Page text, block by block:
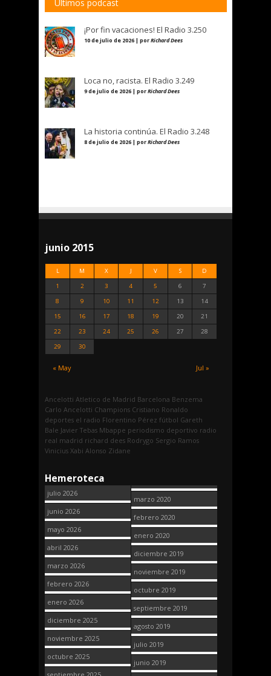
Últimos podcast
¡Por fin vacaciones! El Radio 3.250
10 de julio de 2026 | porRichard Dees
Loca no, racista. El Radio 3.249
9 de julio de 2026 | porRichard Dees
La historia continúa. El Radio 3.248
8 de julio de 2026 | porRichard Dees
junio 2015
L M X J V S D
« May Jul »
1 2 3 4 5 6
7
8
9 10 11 12 13
14
15
16 17 18 19 20
21
22
23 24 25 26 27
28
29
30
Ancelotti Atletico de Madrid Barcelona Benzema
Carlo Ancelotti Champions Cristiano Ronaldo
deportes el radio Florentino Pérez fútbol Gareth
Bale Javier Tebas Mbappe periodismo deportivo radio
real madrid richard dees Rodrygo Sergio Ramos
Vinicius Xabi Alonso Zidane
Hemeroteca
julio 2026
junio 2026
mayo 2026
abril 2026
marzo 2026
febrero 2026
enero 2026
diciembre 2025
noviembre 2025
octubre 2025
marzo 2020
febrero 2020
enero 2020
diciembre 2019
noviembre 2019
octubre 2019
septiembre 2019
agosto 2019
julio 2019
junio 2019